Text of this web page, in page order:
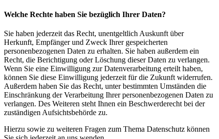
Welche Rechte haben Sie bezüglich Ihrer Daten?
Sie haben jederzeit das Recht, unentgeltlich Auskunft über
Herkunft, Empfänger und Zweck Ihrer gespeicherten
personenbezogenen Daten zu erhalten. Sie haben außerdem ein
Recht, die Berichtigung oder Löschung dieser Daten zu verlangen.
Wenn Sie eine Einwilligung zur Datenverarbeitung erteilt haben,
können Sie diese Einwilligung jederzeit für die Zukunft widerrufen.
Außerdem haben Sie das Recht, unter bestimmten Umständen die
Einschränkung der Verarbeitung Ihrer personenbezogenen Daten zu
verlangen. Des Weiteren steht Ihnen ein Beschwerderecht bei der
zuständigen Aufsichtsbehörde zu.
Hierzu sowie zu weiteren Fragen zum Thema Datenschutz können